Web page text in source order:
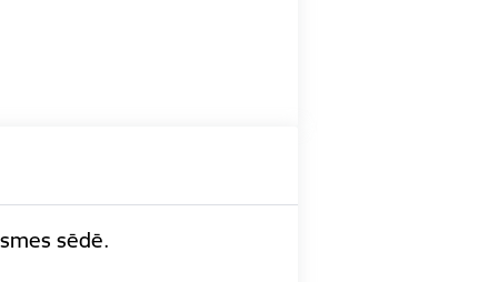
sēdē.